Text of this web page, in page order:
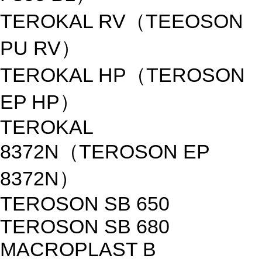
TEROKAL RV（TEEOSON
PU RV）
TEROKAL HP（TEROSON
EP HP）
TEROKAL
8372N（TEROSON EP
8372N）
TEROSON SB 650
TEROSON SB 680
MACROPLAST B